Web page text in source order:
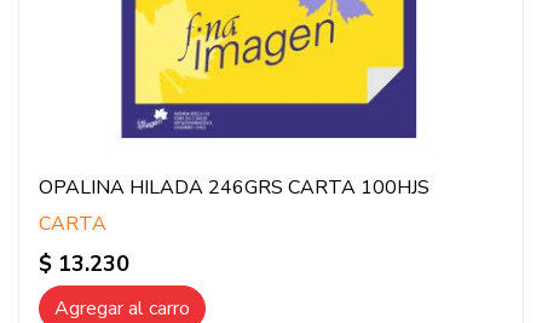
OPALINA HILADA 246GRS CARTA 100HJS
CARTA
$ 13.230
Agregar al carro